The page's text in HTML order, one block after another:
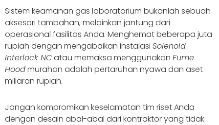
Sistem keamanan gas laboratorium bukanlah sebuah
aksesori tambahan, melainkan jantung dari
operasional fasilitas Anda. Menghemat beberapa juta
rupiah dengan mengabaikan instalasi Solenoid
Interlock NCatau memaksa menggunakan Fume
Hoodmurahan adalah pertaruhan nyawa dan aset
miliaran rupiah.
Jangan kompromikan keselamatan tim riset Anda
dengan desain abal-abal dari kontraktor yang tidak